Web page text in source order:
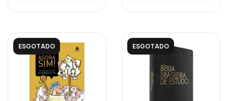
ESGOTADO ESGOTADO